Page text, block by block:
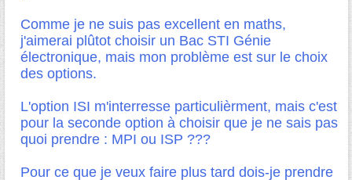
Comme je ne suis pas excellent en maths,
j'aimerai plûtot choisir un Bac STI Génie
électronique, mais mon problème est sur le choix
des options.
L'option ISI m'interresse particulièrment, mais c'est
pour la seconde option à choisir que je ne sais pas
quoi prendre : MPI ou ISP ???
Pour ce que je veux faire plus tard dois-je prendre